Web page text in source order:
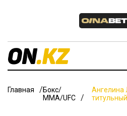
Главная
Бокс/
ММА/UFC
Ангелина